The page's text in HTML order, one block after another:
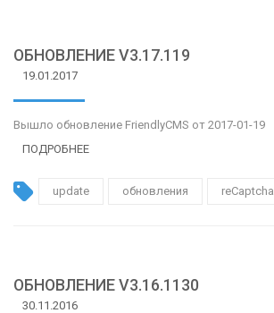
ОБНОВЛЕНИЕ V3.17.119
19.01.2017
Вышло обновление FriendlyCMS от 2017-01-19
ПОДРОБНЕЕ
update обновления reCaptсha
ОБНОВЛЕНИЕ V3.16.1130
30.11.2016